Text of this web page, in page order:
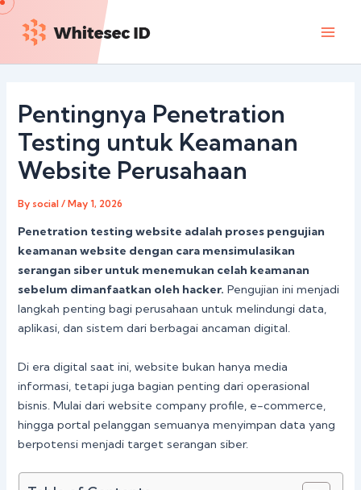
Skip
content
Pentingnya Penetration
Testing untuk Keamanan
Website Perusahaan
By social/May 1, 2026
Penetration testing website adalah proses pengujian
keamanan website dengan cara mensimulasikan
serangan siber untuk menemukan celah keamanan
sebelum dimanfaatkan oleh hacker. Pengujian ini menjadi
langkah penting bagi perusahaan untuk melindungi data,
aplikasi, dan sistem dari berbagai ancaman digital.
Di era digital saat ini, website bukan hanya media
informasi, tetapi juga bagian penting dari operasional
bisnis. Mulai dari website company profile, e-commerce,
hingga portal pelanggan semuanya menyimpan data yang
berpotensi menjadi target serangan siber.